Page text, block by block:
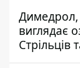
Димедрол,
виглядає
Стрільців